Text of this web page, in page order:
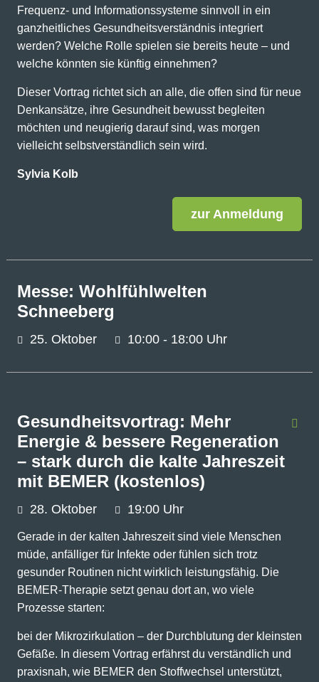
Frequenz- und Informationssysteme sinnvoll in ein
ganzheitliches Gesundheitsverständnis integriert
werden? Welche Rolle spielen sie bereits heute – und
welche könnten sie künftig einnehmen?
Dieser Vortrag richtet sich an alle, die offen sind für neue
Denkansätze, ihre Gesundheit bewusst begleiten
möchten und neugierig darauf sind, was morgen
vielleicht selbstverständlich sein wird.
Sylvia Kolb
zur Anmeldung
Messe: Wohlfühlwelten
Schneeberg
25. Oktober 10:00 - 18:00 Uhr
Gesundheitsvortrag: Mehr
Energie & bessere Regeneration
– stark durch die kalte Jahreszeit
mit BEMER (kostenlos)
28. Oktober 19:00 Uhr
Gerade in der kalten Jahreszeit sind viele Menschen
müde, anfälliger für Infekte oder fühlen sich trotz
gesunder Routinen nicht wirklich leistungsfähig. Die
BEMER-Therapie setzt genau dort an, wo viele
Prozesse starten:
bei der Mikrozirkulation – der Durchblutung der kleinsten
Gefäße. In diesem Vortrag erfährst du verständlich und
praxisnah, wie BEMER den Stoffwechsel unterstützt,